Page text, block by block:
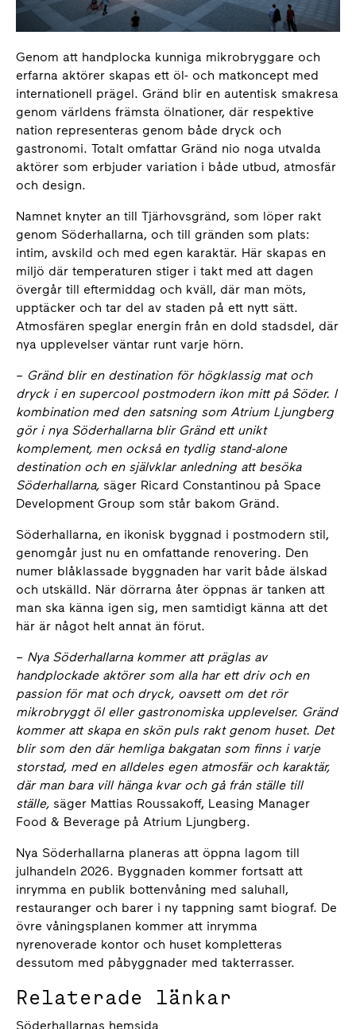
Genom att handplocka kunniga mikrobryggare och
erfarna aktörer skapas ett öl- och matkoncept med
internationell prägel. Gränd blir en autentisk smakresa
genom världens främsta ölnationer, där respektive
nation representeras genom både dryck och
gastronomi. Totalt omfattar Gränd nio noga utvalda
aktörer som erbjuder variation i både utbud, atmosfär
och design.
Namnet knyter an till Tjärhovsgränd, som löper rakt
genom Söderhallarna, och till gränden som plats:
intim, avskild och med egen karaktär. Här skapas en
miljö där temperaturen stiger i takt med att dagen
övergår till eftermiddag och kväll, där man möts,
upptäcker och tar del av staden på ett nytt sätt.
Atmosfären speglar energin från en dold stadsdel, där
nya upplevelser väntar runt varje hörn.
– Gränd blir en destination för högklassig mat och
dryck i en supercool postmodern ikon mitt på Söder. I
kombination med den satsning som Atrium Ljungberg
gör i nya Söderhallarna blir Gränd ett unikt
komplement, men också en tydlig stand-alone
destination och en självklar anledning att besöka
Söderhallarna, säger Ricard Constantinou på Space
Development Group som står bakom Gränd.
Söderhallarna, en ikonisk byggnad i postmodern stil,
genomgår just nu en omfattande renovering. Den
numer blåklassade byggnaden har varit både älskad
och utskälld. När dörrarna åter öppnas är tanken att
man ska känna igen sig, men samtidigt känna att det
här är något helt annat än förut.
– Nya Söderhallarna kommer att präglas av
handplockade aktörer som alla har ett driv och en
passion för mat och dryck, oavsett om det rör
mikrobryggt öl eller gastronomiska upplevelser. Gränd
kommer att skapa en skön puls rakt genom huset. Det
blir som den där hemliga bakgatan som finns i varje
storstad, med en alldeles egen atmosfär och karaktär,
där man bara vill hänga kvar och gå från ställe till
ställe, säger Mattias Roussakoff, Leasing Manager
Food & Beverage på Atrium Ljungberg.
Nya Söderhallarna planeras att öppna lagom till
julhandeln 2026. Byggnaden kommer fortsatt att
inrymma en publik bottenvåning med saluhall,
restauranger och barer i ny tappning samt biograf. De
övre våningsplanen kommer att inrymma
nyrenoverade kontor och huset kompletteras
dessutom med påbyggnader med takterrasser.
Relaterade länkar
Söderhallarnas hemsida